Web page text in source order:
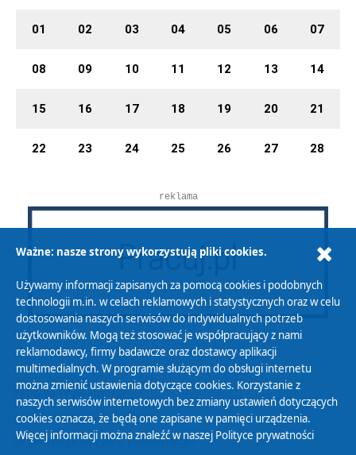
01 02 03 04 05 06 07
08 09 10 11 12 13 14
15 16 17 18 19 20 21
22 23 24 25 26 27 28
reklama
Polityka Prywatności
Zasady korzystania z Serwisu
Organizacje Pożytku Publicznego
Ważne: nasze strony wykorzystują pliki cookies.
Używamy informacji zapisanych za pomocą cookies i podobnych
technologii m.in. w celach reklamowych i statystycznych oraz w celu
dostosowania naszych serwisów do indywidualnych potrzeb
użytkowników. Mogą też stosować je współpracujący z nami
reklamodawcy, firmy badawcze oraz dostawcy aplikacji
multimedialnych. W programie służącym do obsługi internetu
można zmienić ustawienia dotyczące cookies. Korzystanie z
naszych serwisów internetowych bez zmiany ustawień dotyczących
cookies oznacza, że będą one zapisane w pamięci urządzenia.
Więcej informacji można znaleźć w naszej Polityce prywatności